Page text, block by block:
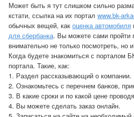
Может быть я тут слишком сильно
кстати, ссылка на их портал www.bk-
обычных вещей, как оценка автомобиля
для сбербанка. Вы можете сами пройти
внимательно не только посмотреть, но
Когда будете знакомиться с порталом
портала. Такие, как:
1. Раздел рассказывающий о компании.
2. Ознакомьтесь с перечнем банков,
3. В какие сроки и по какой цене
4. Вы можете сделать заказ онлайн.